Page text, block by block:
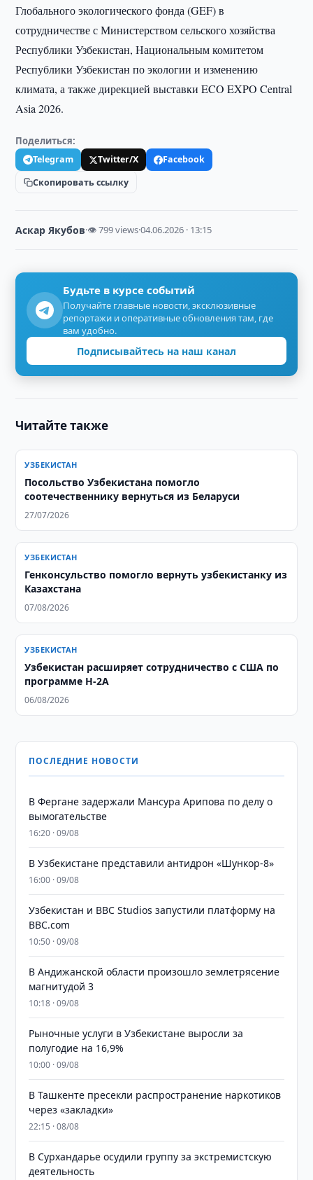
Глобального экологического фонда (GEF) в
сотрудничестве с Министерством сельского хозяйства
Республики Узбекистан, Национальным комитетом
Республики Узбекистан по экологии и изменению
климата, а также дирекцией выставки ECO EXPO Central
Asia 2026.
Поделиться:
Telegram Twitter/X
Facebook
Скопировать ссылку
Аскар Якубов·👁 799 views·04.06.2026 · 13:15
Будьте в курсе событий
Получайте главные новости, эксклюзивные
репортажи и оперативные обновления там, где
вам удобно.
Подписывайтесь на наш канал
Читайте также
УЗБЕКИСТАН
Посольство Узбекистана помогло
соотечественнику вернуться из Беларуси
27/07/2026
УЗБЕКИСТАН
Генконсульство помогло вернуть узбекистанку из
Казахстана
07/08/2026
УЗБЕКИСТАН
Узбекистан расширяет сотрудничество с США по
программе H-2A
06/08/2026
ПОСЛЕДНИЕ НОВОСТИ
В Фергане задержали Мансура Арипова по делу о
вымогательстве
16:20 · 09/08
В Узбекистане представили антидрон «Шункор-8»
16:00 · 09/08
Узбекистан и BBC Studios запустили платформу на
BBC.com
10:50 · 09/08
В Андижанской области произошло землетрясение
магнитудой 3
10:18 · 09/08
Рыночные услуги в Узбекистане выросли за
полугодие на 16,9%
10:00 · 09/08
В Ташкенте пресекли распространение наркотиков
через «закладки»
22:15 · 08/08
В Сурхандарье осудили группу за экстремистскую
деятельность